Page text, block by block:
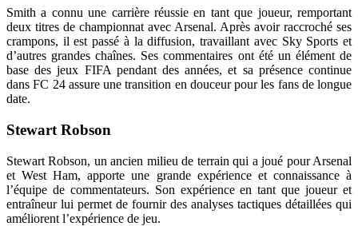
Smith a connu une carrière réussie en tant que joueur, remportant
deux titres de championnat avec Arsenal. Après avoir raccroché ses
crampons, il est passé à la diffusion, travaillant avec Sky Sports et
d’autres grandes chaînes. Ses commentaires ont été un élément de
base des jeux FIFA pendant des années, et sa présence continue
dans FC 24 assure une transition en douceur pour les fans de longue
date.
Stewart Robson
Stewart Robson, un ancien milieu de terrain qui a joué pour Arsenal
et West Ham, apporte une grande expérience et connaissance à
l’équipe de commentateurs. Son expérience en tant que joueur et
entraîneur lui permet de fournir des analyses tactiques détaillées qui
améliorent l’expérience de jeu.